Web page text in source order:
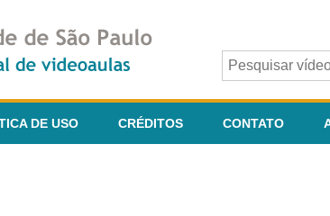
DE USO CRÉDITOS CONTATO